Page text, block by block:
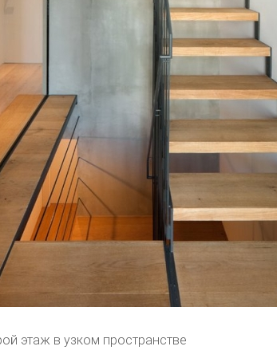
этаж в узком пространстве